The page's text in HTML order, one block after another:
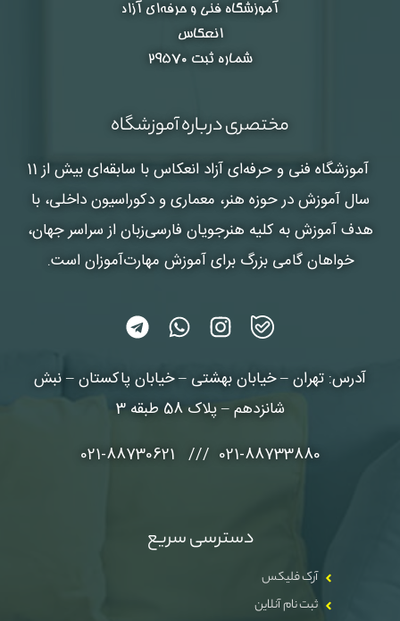
آموزشگاه فنی و حرفه‌ای آزاد
انعکاس
شماره ثبت ۲۹۵۷۰
مختصری درباره آموزشگاه
آموزشگاه فنی و حرفه‌ای آزاد انعکاس
با سابقه‌ای بیش از 11
سال آموزش در حوزه هنر، معماری و دکوراسیون داخلی، با
هدف آموزش به کلیه هنرجویان فارسی‌زبان از سراسر جهان،
خواهان گامی بزرگ برای آموزش مهارت‌آموزان است.
آدرس: تهران – خیابان بهشتی – خیابان پاکستان – نبش
شانزدهم – پلاک 58 طبقه 3
021-88733880 /// 021-88730621
دسترسی سریع
آرک فلیکس
ثبت نام آنلاین